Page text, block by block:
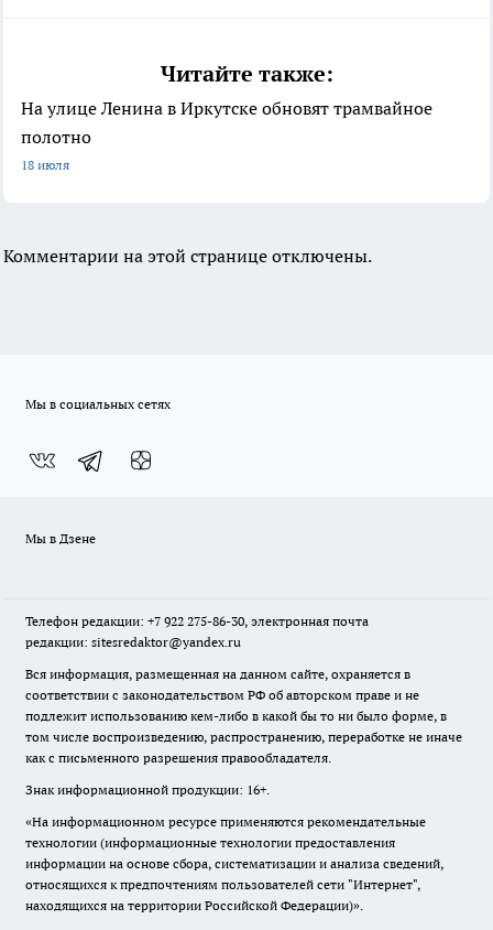
Читайте также:
На улице Ленина в Иркутске обновят трамвайное
полотно
18 июля
Комментарии на этой странице отключены.
Мы в социальных сетях
Мы в Дзене
Телефон редакции: +7 922 275-86-30, электронная почта
редакции: sitesredaktor@yandex.ru
Вся информация, размещенная на данном сайте, охраняется в
соответствии с законодательством РФ об авторском праве и не
подлежит использованию кем-либо в какой бы то ни было форме, в
том числе воспроизведению, распространению, переработке не иначе
как с письменного разрешения правообладателя.
Знак информационной продукции: 16+.
«На информационном ресурсе применяются рекомендательные
технологии (информационные технологии предоставления
информации на основе сбора, систематизации и анализа сведений,
относящихся к предпочтениям пользователей сети "Интернет",
находящихся на территории Российской Федерации)».